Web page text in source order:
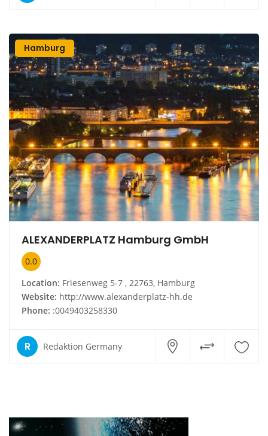
Hamburg
ALEXANDERPLATZ Hamburg GmbH
0.0
Location: Friesenweg 5-7 , 22763, Hamburg
Website: http://www.alexanderplatz-hh.de
Phone: :0049403258330
R Redaktion Germany